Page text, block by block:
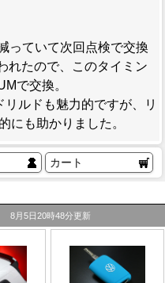
っていて次回点検で交換
れたので、このタイミン
で交換。
ルドも魅力的ですが、リ
にも助かりました。
カート